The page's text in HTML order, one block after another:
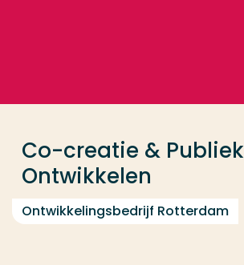
Co-creatie & Publiek
Ontwikkelen
Ontwikkelingsbedrijf Rotterdam
Contact